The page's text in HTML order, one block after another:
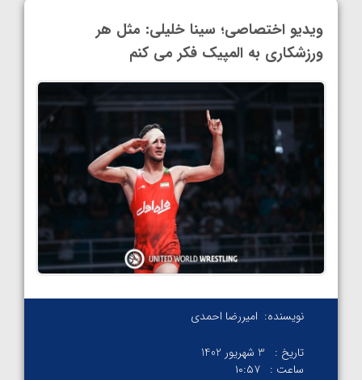
ویدیو اختصاصی؛ سینا خلیلی: مثل هر
ورزشکاری به المپیک فکر می کنم
نویسنده: امیررضا احمدی
تاریخ :
3 شهریور 1402
ساعت : ۱۰:۵۷